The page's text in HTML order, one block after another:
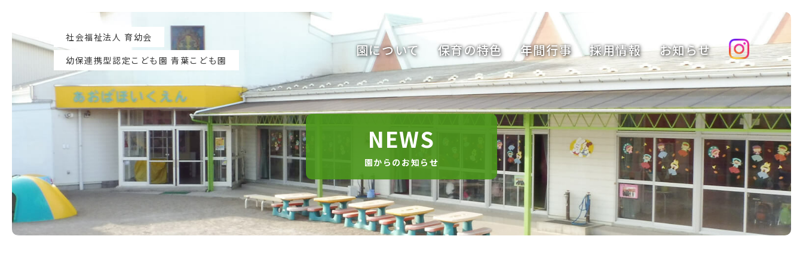
社会福祉法人 育幼会
幼保連携型認定こども園 青葉こども園
園について 保育の特色 年間行事 採用情報 お知らせ
NEWS
園からのお知らせ